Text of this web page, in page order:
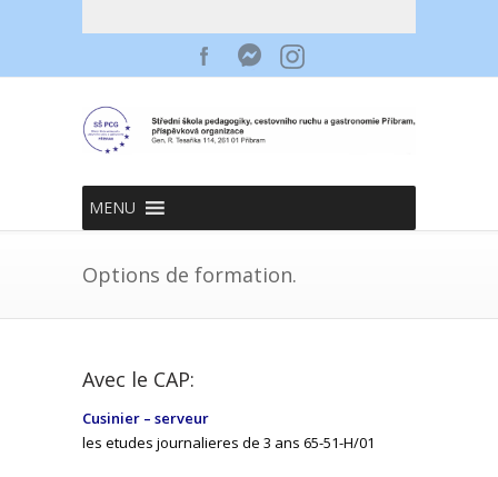
MENU
Options de formation.
Avec le CAP:
Cusinier – serveur
les etudes journalieres de 3 ans 65-51-H/01